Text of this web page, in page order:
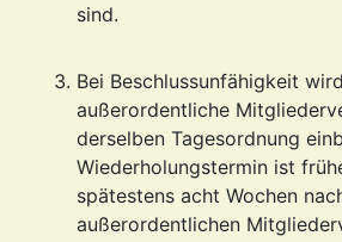
sind.
Bei Beschlussunfähigkeit
außerordentliche
derselben Tagesordnung
Wiederholungstermin ist
spätestens acht Wochen
außerordentlichen